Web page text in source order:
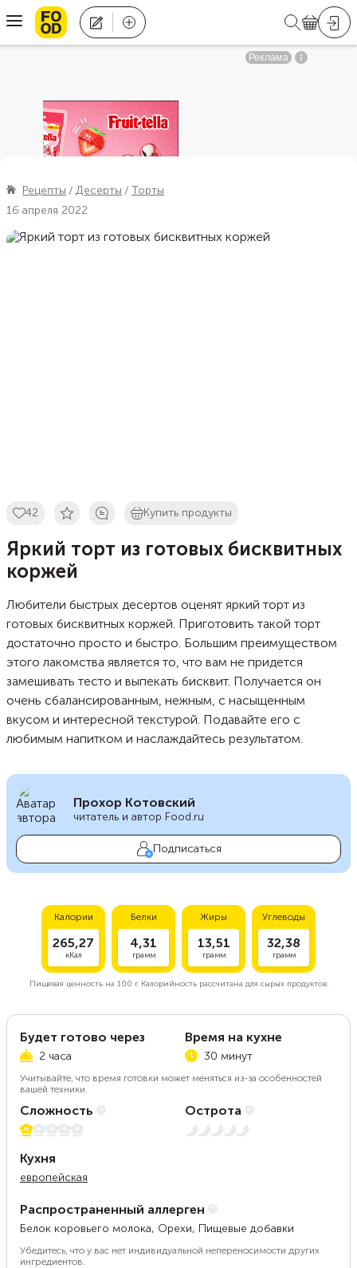
Рецепты Десерты
Торты
16 апреля 2022
42 Купить продукты
Яркий торт из готовых бисквитных
коржей
Любители быстрых десертов оценят яркий торт из
готовых бисквитных коржей. Приготовить такой торт
достаточно просто и быстро. Большим преимуществом
этого лакомства является то, что вам не придется
замешивать тесто и выпекать бисквит. Получается он
очень сбалансированным, нежным, с насыщенным
вкусом и интересной текстурой. Подавайте его с
любимым напитком и наслаждайтесь результатом.
Прохор Котовский
читатель и автор Food.ru
Подписаться
Калории
265,27
кКал
Белки
4,31
грамм
Жиры
13,51
грамм
Углеводы
32,38
грамм
Пищевая ценность на 100 г.Калорийность рассчитана для сырых продуктов.
Будет готово через
2 часа
Время на кухне
30 минут
Учитывайте, что время готовки может меняться из-за особенностей
вашей техники.
Сложность
1 из 5
Острота
Нет остроты
Кухня
европейская
Распространенный аллерген
Белок коровьего молока, Орехи, Пищевые добавки
Убедитесь, что у вас нет индивидуальной непереносимости других
ингредиентов.